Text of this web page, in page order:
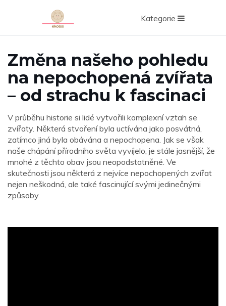
Kategorie
Změna našeho pohledu
na nepochopená zvířata
– od strachu k fascinaci
V průběhu historie si lidé vytvořili komplexní vztah se
zvířaty. Některá stvoření byla uctívána jako posvátná,
zatímco jiná byla obávána a nepochopena. Jak se však
naše chápání přírodního světa vyvíjelo, je stále jasnější, že
mnohé z těchto obav jsou neopodstatněné. Ve
skutečnosti jsou některá z nejvíce nepochopených zvířat
nejen neškodná, ale také fascinující svými jedinečnými
způsoby.